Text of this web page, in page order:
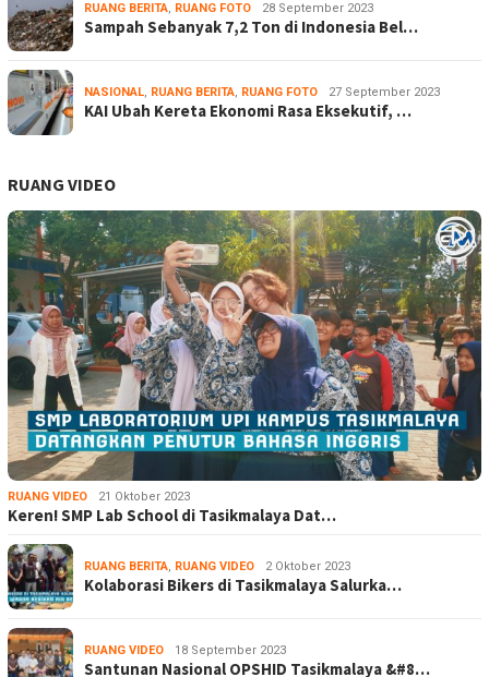
RUANG BERITA, RUANG FOTO 28 September 2023
Sampah Sebanyak 7,2 Ton di Indonesia Bel…
NASIONAL, RUANG BERITA, RUANG FOTO 27 September 2023
KAI Ubah Kereta Ekonomi Rasa Eksekutif, …
RUANG VIDEO
RUANG VIDEO 21 Oktober 2023
Keren! SMP Lab School di Tasikmalaya Dat…
RUANG BERITA, RUANG VIDEO 2 Oktober 2023
Kolaborasi Bikers di Tasikmalaya Salurka…
RUANG VIDEO 18 September 2023
Santunan Nasional OPSHID Tasikmalaya &#8…